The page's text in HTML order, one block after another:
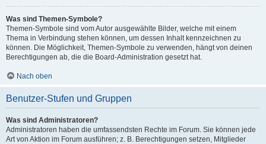
Was sind Themen-Symbole?
Themen-Symbole sind vom Autor ausgewählte Bilder, welche mit einem
Thema in Verbindung stehen können, um dessen Inhalt kennzeichnen zu
können. Die Möglichkeit, Themen-Symbole zu verwenden, hängt von deinen
Berechtigungen ab, die die Board-Administration gesetzt hat.
Nach oben
Benutzer-Stufen und Gruppen
Was sind Administratoren?
Administratoren haben die umfassendsten Rechte im Forum. Sie können jede
Art von Aktion im Forum ausführen; z. B. Berechtigungen setzen, Mitglieder